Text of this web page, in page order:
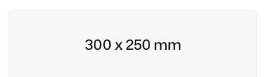
300 x 250 mm